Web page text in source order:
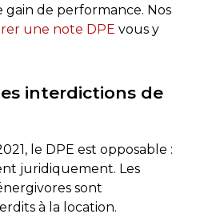
gain de performance. Nos
une note DPE vous y
interdictions de
le DPE est opposable :
juridiquement. Les
sont
à la location.